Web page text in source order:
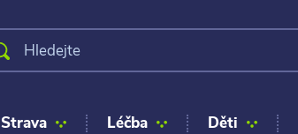
Strava Léčba Děti